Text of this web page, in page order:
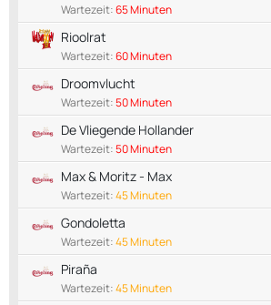
Wartezeit:65 Minuten
Rioolrat
Wartezeit:60 Minuten
Droomvlucht
Wartezeit:50 Minuten
De Vliegende Hollander
Wartezeit:50 Minuten
Max & Moritz - Max
Wartezeit:45 Minuten
Gondoletta
Wartezeit:45 Minuten
Piraña
Wartezeit:45 Minuten